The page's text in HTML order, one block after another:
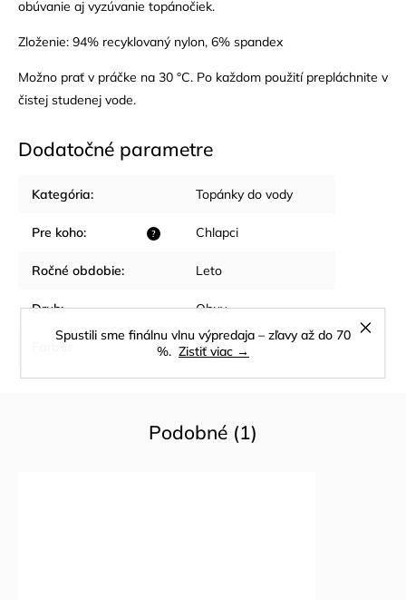
Spustili sme finálnu vlnu výpredaja – zľavy až do 70
%. Zistiť viac →
obúvanie aj vyzúvanie topánočiek.
Zloženie: 94% recyklovaný nylon, 6% spandex
Možno prať v práčke na 30 °C. Po každom použití prepláchnite v
čistej studenej vode.
Dodatočné parametre
Kategória: Topánky do vody
?
Pre koho: Chlapci
Ročné obdobie: Leto
Druh: Obuv
Farba Modrá
Podobné (1)